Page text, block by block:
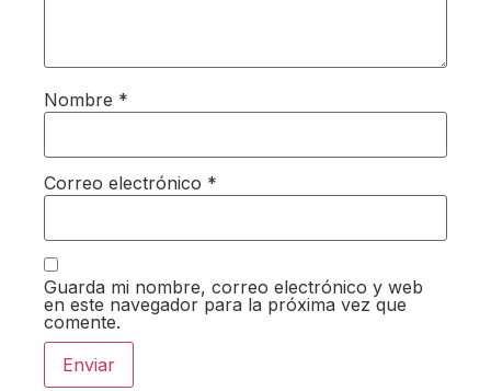
Nombre *
Correo electrónico *
Guarda mi nombre, correo electrónico y web
en este navegador para la próxima vez que
comente.